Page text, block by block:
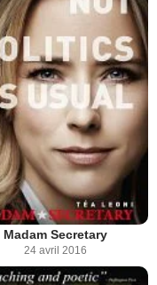
Madam Secretary
24 avril 2016